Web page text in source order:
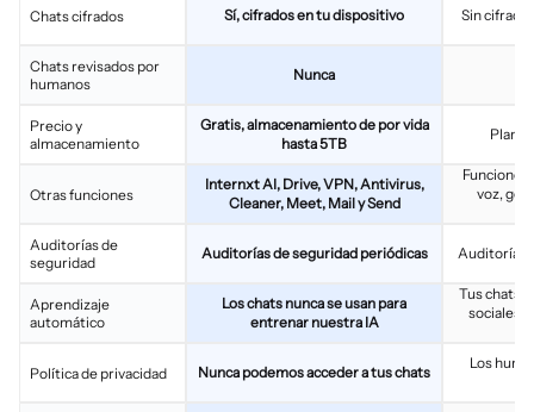
Chats cifrados
Chats revisados por
humanos
Precio y
almacenamiento
Otras funciones
Auditorías de
seguridad
Aprendizaje
automático
Política de privacidad
Sí, cifrados en tu dispositivo Sin
Nunca
Gratis, almacenamiento de por vida
hasta 5TB
Plan
Internxt AI, Drive, VPN, Antivirus,
Cleaner, Meet, Mail y Send
Funciones
voz,
Auditorías de seguridad periódicas Auditorías
Los chats nunca se usan para
entrenar nuestra IA
Tus chats
sociales
Nunca podemos acceder a tus chats
Los